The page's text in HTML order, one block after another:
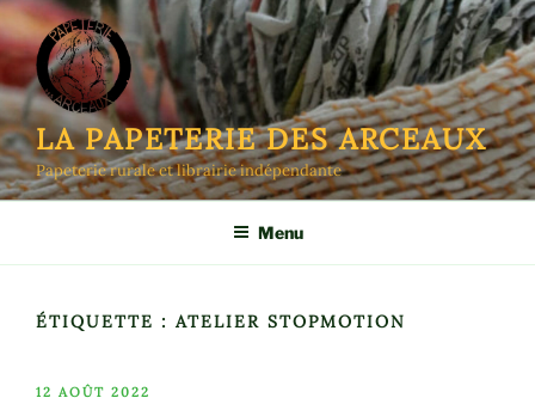
Aller
au
contenu
principal
LA PAPETERIE DES ARCEAUX
Papeterie rurale et librairie indépendante
Menu
ÉTIQUETTE : ATELIER STOPMOTION
PUBLIÉ
12 AOÛT 2022